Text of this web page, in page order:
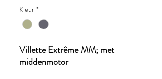
Kleur *
Villette Extrême MM; met
middenmotor